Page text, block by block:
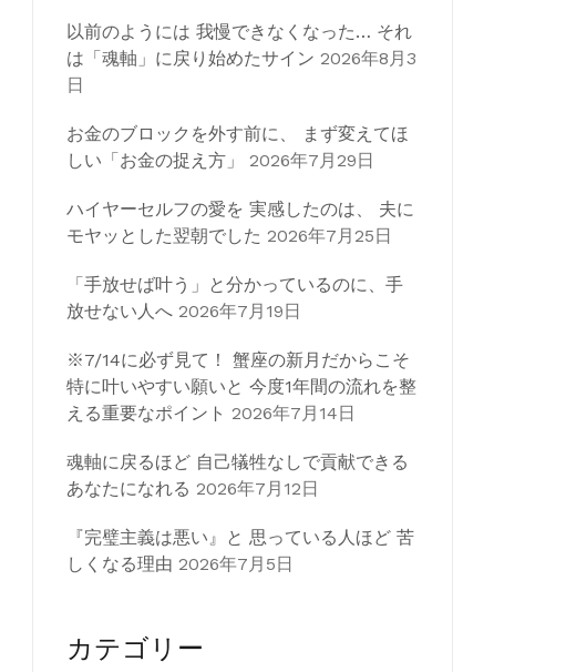
以前のようには 我慢できなくなった… それ
は「魂軸」に戻り始めたサイン 2026年8月3
日
お金のブロックを外す前に、 まず変えてほ
しい「お金の捉え方」
2026年7月29日
ハイヤーセルフの愛を 実感したのは、 夫に
モヤッとした翌朝でした 2026年7月25日
「手放せば叶う」と分かっているのに、手
放せない人へ 2026年7月19日
※7/14に必ず見て！ 蟹座の新月だからこそ
特に叶いやすい願いと 今度1年間の流れを整
える重要なポイント 2026年7月14日
魂軸に戻るほど 自己犠牲なしで貢献できる
あなたになれる 2026年7月12日
『完璧主義は悪い』と 思っている人ほど 苦
しくなる理由 2026年7月5日
カテゴリー